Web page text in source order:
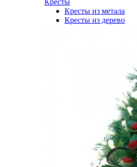
Кресты
Кресты из метала
Кресты из дерево